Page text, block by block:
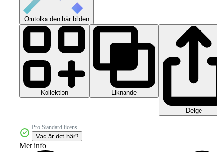
Omtolka den här bilden
Kollektion Liknande
Delge
Pro Standard-licens
Vad är det här?
Mer info